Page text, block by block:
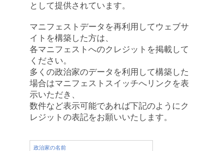
として提供されています。
マニフェストデータを再利用してウェブサ
イトを構築した方は、
各マニフェストへのクレジットを掲載して
ください。
多くの政治家のデータを利用して構築した
場合はマニフェストスイッチへリンクを表
示いただき、
数件など表示可能であれば下記のようにク
レジットの表記をお願いいたします。
政治家の名前